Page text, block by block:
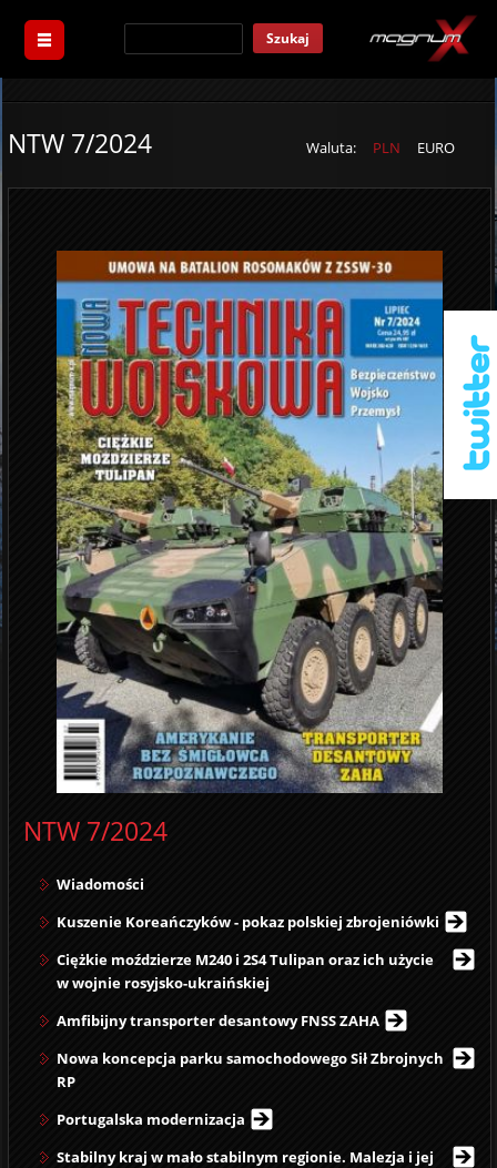
Szukaj
Waluta: PLN EURO
NTW 7/2024
NTW 7/2024
Wiadomości
Kuszenie Koreańczyków - pokaz polskiej zbrojeniówki
Ciężkie moździerze M240 i 2S4 Tulipan oraz ich użycie
w wojnie rosyjsko-ukraińskiej
Amfibijny transporter desantowy FNSS ZAHA
Nowa koncepcja parku samochodowego Sił Zbrojnych
RP
Portugalska modernizacja
Stabilny kraj w mało stabilnym regionie. Malezja i jej